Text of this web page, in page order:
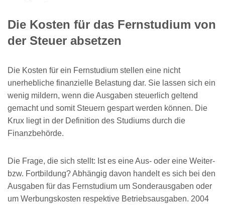
Die Kosten für das Fernstudium von
der Steuer absetzen
Die Kosten für ein Fernstudium stellen eine nicht
unerhebliche finanzielle Belastung dar. Sie lassen sich ein
wenig mildern, wenn die Ausgaben steuerlich geltend
gemacht und somit Steuern gespart werden können. Die
Krux liegt in der Definition des Studiums durch die
Finanzbehörde.
Die Frage, die sich stellt: Ist es eine Aus- oder eine Weiter-
bzw. Fortbildung? Abhängig davon handelt es sich bei den
Ausgaben für das Fernstudium um Sonderausgaben oder
um Werbungskosten respektive Betriebsausgaben. 2004